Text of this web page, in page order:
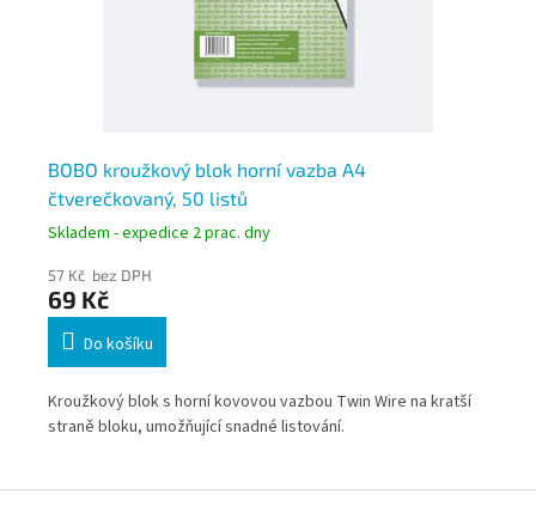
BOBO kroužkový blok horní vazba A4
čtverečkovaný, 50 listů
Skladem - expedice 2 prac. dny
57 Kč bez DPH
69 Kč
Do košíku
Kroužkový blok s horní kovovou vazbou Twin Wire na kratší
straně bloku, umožňující snadné listování.